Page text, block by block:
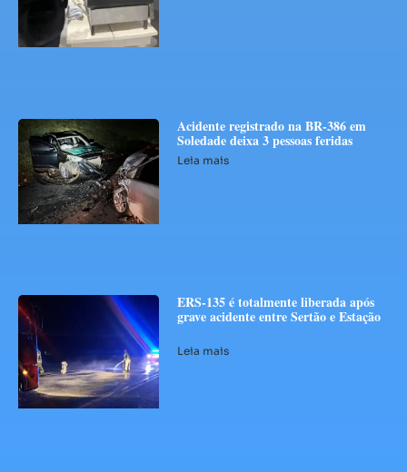
Acidente registrado na BR-386 em
Soledade deixa 3 pessoas feridas
Leia mais
ERS-135 é totalmente liberada após
grave acidente entre Sertão e Estação
Leia mais